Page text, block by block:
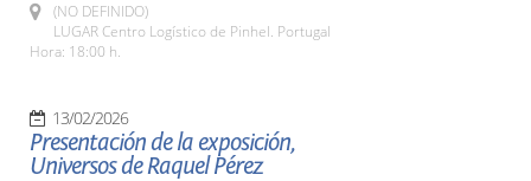
(NO DEFINIDO)
LUGAR Centro Logístico de Pinhel. Portugal
Hora: 18:00 h.
13/02/2026
Presentación de la exposición,
Universos de Raquel Pérez